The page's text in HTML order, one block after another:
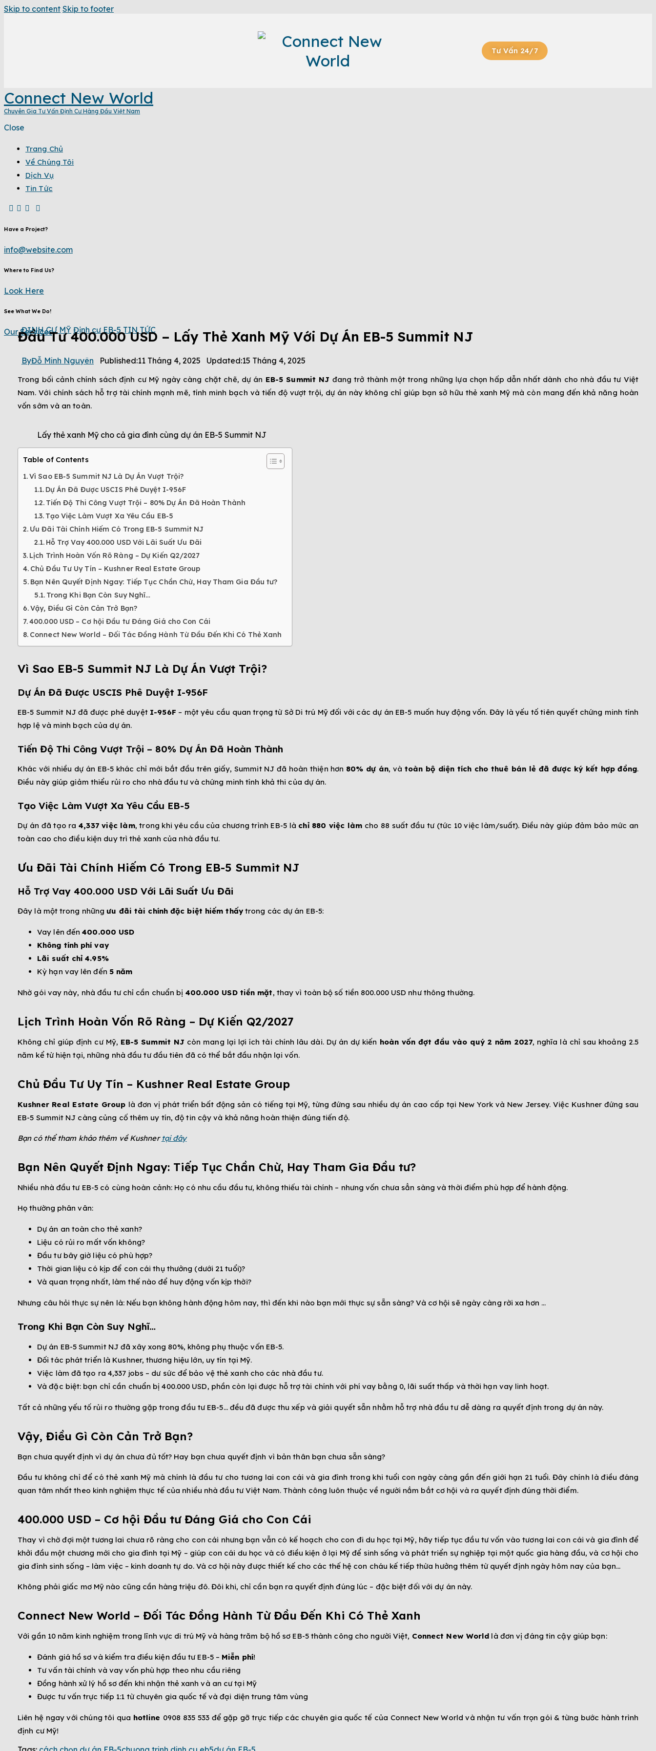
Skip to content Skip to footer
Tư Vấn 24/7
Connect New World
Chuyên Gia Tư Vấn Định Cư Hàng Đầu Việt Nam
Close
Trang Chủ
Về Chúng Tôi
Dịch Vụ
Tin Tức
Have a Project?
info@website.com
Where to Find Us?
Look Here
See What We Do!
Our Services
ĐỊNH CƯ MỸ Định cư EB-5 TIN TỨC
Đầu Tư 400.000 USD – Lấy Thẻ Xanh Mỹ Với Dự Án EB-5 Summit NJ
ByĐỗ Minh Nguyên Published:11 Tháng 4, 2025 Updated:15 Tháng 4, 2025
Trong bối cảnh chính sách định cư Mỹ ngày càng chặt chẽ, dự án EB-5 Summit NJ đang trở thành một trong những lựa chọn hấp dẫn nhất dành cho nhà đầu tư Việt
Nam. Với chính sách hỗ trợ tài chính mạnh mẽ, tính minh bạch và tiến độ vượt trội, dự án này không chỉ giúp bạn sở hữu thẻ xanh Mỹ mà còn mang đến khả năng hoàn
vốn sớm và an toàn.
Lấy thẻ xanh Mỹ cho cả gia đình cùng dự án EB-5 Summit NJ
Table of Contents
Vì Sao EB-5 Summit NJ Là Dự Án Vượt Trội?
Dự Án Đã Được USCIS Phê Duyệt I-956F
Tiến Độ Thi Công Vượt Trội – 80% Dự Án Đã Hoàn Thành
Tạo Việc Làm Vượt Xa Yêu Cầu EB-5
Ưu Đãi Tài Chính Hiếm Có Trong EB-5 Summit NJ
Hỗ Trợ Vay 400.000 USD Với Lãi Suất Ưu Đãi
Lịch Trình Hoàn Vốn Rõ Ràng – Dự Kiến Q2/2027
Chủ Đầu Tư Uy Tín – Kushner Real Estate Group
Bạn Nên Quyết Định Ngay: Tiếp Tục Chần Chừ, Hay Tham Gia Đầu tư?
Trong Khi Bạn Còn Suy Nghĩ…
Vậy, Điều Gì Còn Cản Trở Bạn?
400.000 USD – Cơ hội Đầu tư Đáng Giá cho Con Cái
Connect New World – Đối Tác Đồng Hành Từ Đầu Đến Khi Có Thẻ Xanh
Vì Sao EB-5 Summit NJ Là Dự Án Vượt Trội?
Dự Án Đã Được USCIS Phê Duyệt I-956F
EB-5 Summit NJ đã được phê duyệt I-956F – một yêu cầu quan trọng từ Sở Di trú Mỹ đối với các dự án EB-5 muốn huy động vốn. Đây là yếu tố tiên quyết chứng minh tính
hợp lệ và minh bạch của dự án.
Tiến Độ Thi Công Vượt Trội – 80% Dự Án Đã Hoàn Thành
Khác với nhiều dự án EB-5 khác chỉ mới bắt đầu trên giấy, Summit NJ đã hoàn thiện hơn 80% dự án, và toàn bộ diện tích cho thuê bán lẻ đã được ký kết hợp đồng.
Điều này giúp giảm thiểu rủi ro cho nhà đầu tư và chứng minh tính khả thi của dự án.
Tạo Việc Làm Vượt Xa Yêu Cầu EB-5
Dự án đã tạo ra4,337 việc làm, trong khi yêu cầu của chương trình EB-5 là chỉ 880 việc làm cho 88 suất đầu tư (tức 10 việc làm/suất). Điều này giúp đảm bảo mức an
toàn cao cho điều kiện duy trì thẻ xanh của nhà đầu tư.
Ưu Đãi Tài Chính Hiếm Có Trong EB-5 Summit NJ
Hỗ Trợ Vay 400.000 USD Với Lãi Suất Ưu Đãi
Đây là một trong những ưu đãi tài chính đặc biệt hiếm thấytrong các dự án EB-5:
Vay lên đến400.000 USD
Không tính phí vay
Lãi suất chỉ 4.95%
Kỳ hạn vay lên đến 5 năm
Nhờ gói vay này, nhà đầu tư chỉ cần chuẩn bị 400.000 USD tiền mặt, thay vì toàn bộ số tiền 800.000 USD như thông thường.
Lịch Trình Hoàn Vốn Rõ Ràng – Dự Kiến Q2/2027
Không chỉ giúp định cư Mỹ, EB-5 Summit NJ còn mang lại lợi ích tài chính lâu dài. Dự án dự kiến hoàn vốn đợt đầu vào quý 2 năm 2027, nghĩa là chỉ sau khoảng 2.5
năm kể từ hiện tại, những nhà đầu tư đầu tiên đã có thể bắt đầu nhận lại vốn.
Chủ Đầu Tư Uy Tín – Kushner Real Estate Group
Kushner Real Estate Group là đơn vị phát triển bất động sản có tiếng tại Mỹ, từng đứng sau nhiều dự án cao cấp tại New York và New Jersey. Việc Kushner đứng sau
EB-5 Summit NJ càng củng cố thêm uy tín, độ tin cậy và khả năng hoàn thiện đúng tiến độ.
Bạn có thể tham khảo thêm về Kushner tại đây
Bạn Nên Quyết Định Ngay: Tiếp Tục Chần Chừ, Hay Tham Gia Đầu tư?
Nhiều nhà đầu tư EB-5 có cùng hoàn cảnh: Họ có nhu cầu đầu tư, không thiếu tài chính – nhưng vốn chưa sẳn sàng và thời điểm phù hợp để hành động.
Họ thường phân vân:
Dự án an toàn cho thẻ xanh?
Liệu có rủi ro mất vốn không?
Đầu tư bây giờ liệu có phù hợp?
Thời gian liệu có kịp để con cái thụ thưởng (dưới 21 tuổi)?
Và quan trọng nhất, làm thế nào để huy động vốn kịp thời?
Nhưng câu hỏi thực sự nên là: Nếu bạn không hành động hôm nay, thì đến khi nào bạn mới thực sự sẵn sàng? Và cơ hội sẽ ngày càng rời xa hơn …
Trong Khi Bạn Còn Suy Nghĩ…
Dự án EB-5 Summit NJ đã xây xong 80%, không phụ thuộc vốn EB-5.
Đối tác phát triển là Kushner, thương hiệu lớn, uy tín tại Mỹ.
Việc làm đã tạo ra 4,337 jobs – dư sức để bảo vệ thẻ xanh cho các nhà đầu tư.
Và đặc biệt: bạn chỉ cần chuẩn bị 400.000 USD, phần còn lại được hỗ trợ tài chính với phí vay bằng 0, lãi suất thấp và thời hạn vay linh hoạt.
Tất cả những yếu tố rủi ro thường gặp trong đầu tư EB-5… đều đã được thu xếp và giải quyết sẵn nhằm hỗ trợ nhà đầu tư dễ dàng ra quyết định trong dự án này.
Vậy, Điều Gì Còn Cản Trở Bạn?
Bạn chưa quyết định vì dự án chưa đủ tốt? Hay bạn chưa quyết định vì bản thân bạn chưa sẵn sàng?
Đầu tư không chỉ để có thẻ xanh Mỹ mà chính là đầu tư cho tương lai con cái và gia đình trong khi tuổi con ngày càng gần đến giới hạn 21 tuổi. Đây chính là điều đáng
quan tâm nhất theo kinh nghiệm thực tế của nhiều nhà đầu tư Việt Nam. Thành công luôn thuộc về người nắm bắt cơ hội và ra quyết định đúng thời điểm.
400.000 USD – Cơ hội Đầu tư Đáng Giá cho Con Cái
Thay vì chờ đợi một tương lai chưa rõ ràng cho con cái nhưng bạn vẫn có kế hoạch cho con đi du học tại Mỹ, hãy tiếp tục đầu tư vốn vào tương lai con cái và gia đình để
khởi đầu một chương mới cho gia đình tại Mỹ – giúp con cái du học và có điều kiện ở lại Mỹ để sinh sống và phát triển sự nghiệp tại một quốc gia hàng đầu, và cơ hội cho
gia đình sinh sống – làm việc – kinh doanh tự do. Và cơ hội này được thiết kế cho các thế hệ con cháu kế tiếp thừa hưởng thêm từ quyết định ngày hôm nay của bạn…
Không phải giấc mơ Mỹ nào cũng cần hàng triệu đô. Đôi khi, chỉ cần bạn ra quyết định đúng lúc – đặc biệt đối với dự án này.
Connect New World – Đối Tác Đồng Hành Từ Đầu Đến Khi Có Thẻ Xanh
Với gần 10 năm kinh nghiệm trong lĩnh vực di trú Mỹ và hàng trăm bộ hồ sơ EB-5 thành công cho người Việt, Connect New World là đơn vị đáng tin cậy giúp bạn:
Đánh giá hồ sơ và kiểm tra điều kiện đầu tư EB-5 – Miễn phí!
Tư vấn tài chính và vay vốn phù hợp theo nhu cầu riêng
Đồng hành xử lý hồ sơ đến khi nhận thẻ xanh và an cư tại Mỹ
Được tư vấn trực tiếp 1:1 từ chuyên gia quốc tế và đại diện trung tâm vùng
Liên hệ ngay với chúng tôi qua hotline 0908 835 533 để gặp gỡ trực tiếp các chuyên gia quốc tế của Connect New World và nhận tư vấn trọn gói & từng bước hành trình
định cư Mỹ!